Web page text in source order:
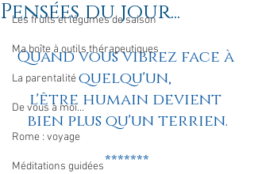
Les fruits et légumes de saison
Ma boîte à outils thérapeutiques
La parentalité
De vous à moi...
Rome : voyage
Méditations guidées
Pensées du jour...
Quand vous vibrez face à
quelqu'un,
l'être humain devient
bien plus qu'un terrien.
*******